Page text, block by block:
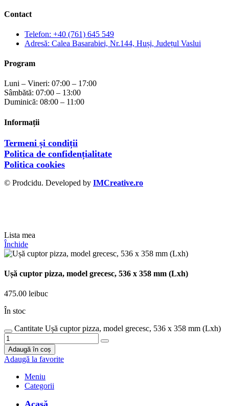
Contact
Telefon: +40 (761) 645 549
Adresă: Calea Basarabiei, Nr.144, Huși, Județul Vaslui
Program
Luni – Vineri: 07:00 – 17:00
Sâmbătă: 07:00 – 13:00
Duminică: 08:00 – 11:00
Informații
Termeni și condiții
Politica de confidențialitate
Politica cookies
© Prodcidu. Developed by IMCreative.ro
Lista mea
Închide
Ușă cuptor pizza, model grecesc, 536 x 358 mm (Lxh)
475.00 leibuc
În stoc
Cantitate Ușă cuptor pizza, model grecesc, 536 x 358 mm (Lxh)
Adaugă în coș
Adaugă la favorite
Meniu
Categorii